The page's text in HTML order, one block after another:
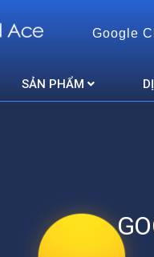
Google
SẢN PHẨM